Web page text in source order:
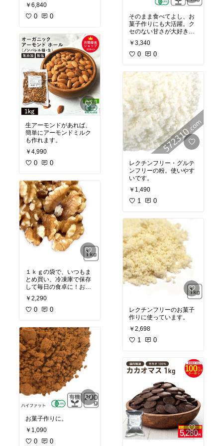
￥6,840
0 0
生アーモンドがあれば、
簡単にアーモンドミルク
も作れます。
￥4,990
0 0
１ｋｇの袋で、いつもま
とめ買い、冷凍庫で保存
して毎日の食卓に！お菓
子作りに！
￥2,290
0 0
お菓子作りに。
￥1,090
0 0
そのまま食べてよし、お
菓子作りにも大活躍。ク
セのない甘さが大好きで
す。
￥3,340
0 0
レクチンフリー・グルテ
ンフリーの粉。使いやす
いです。
￥1,490
1 0
レクチンフリーのお菓子
作りに使っています。
￥2,698
1 0